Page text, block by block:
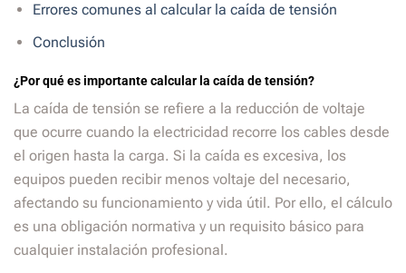
Errores comunes al calcular la caída de tensión
Conclusión
¿Por qué es importante calcular la caída de tensión?
La caída de tensión se refiere a la reducción de voltaje
que ocurre cuando la electricidad recorre los cables desde
el origen hasta la carga. Si la caída es excesiva, los
equipos pueden recibir menos voltaje del necesario,
afectando su funcionamiento y vida útil. Por ello, el cálculo
es una obligación normativa y un requisito básico para
cualquier instalación profesional.